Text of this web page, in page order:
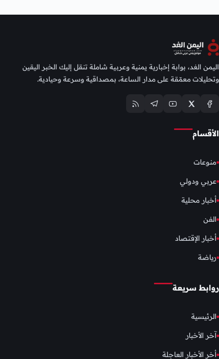
اليمن الغد، بوابة إخبارية يمنية وعربية شاملة تنقل إليك الخبر اليقين
وتحليلات معمّقة على مدار الساعة، بمصداقية وسرعة وحيادية.
الأقسام
منوعات
عربي ودولي
أخبار محلية
الفن
أخبار الإقتصاد
رياضة
روابط سريعة
الرئيسية
آخر الأخبار
أخر الأخبار العاجلة